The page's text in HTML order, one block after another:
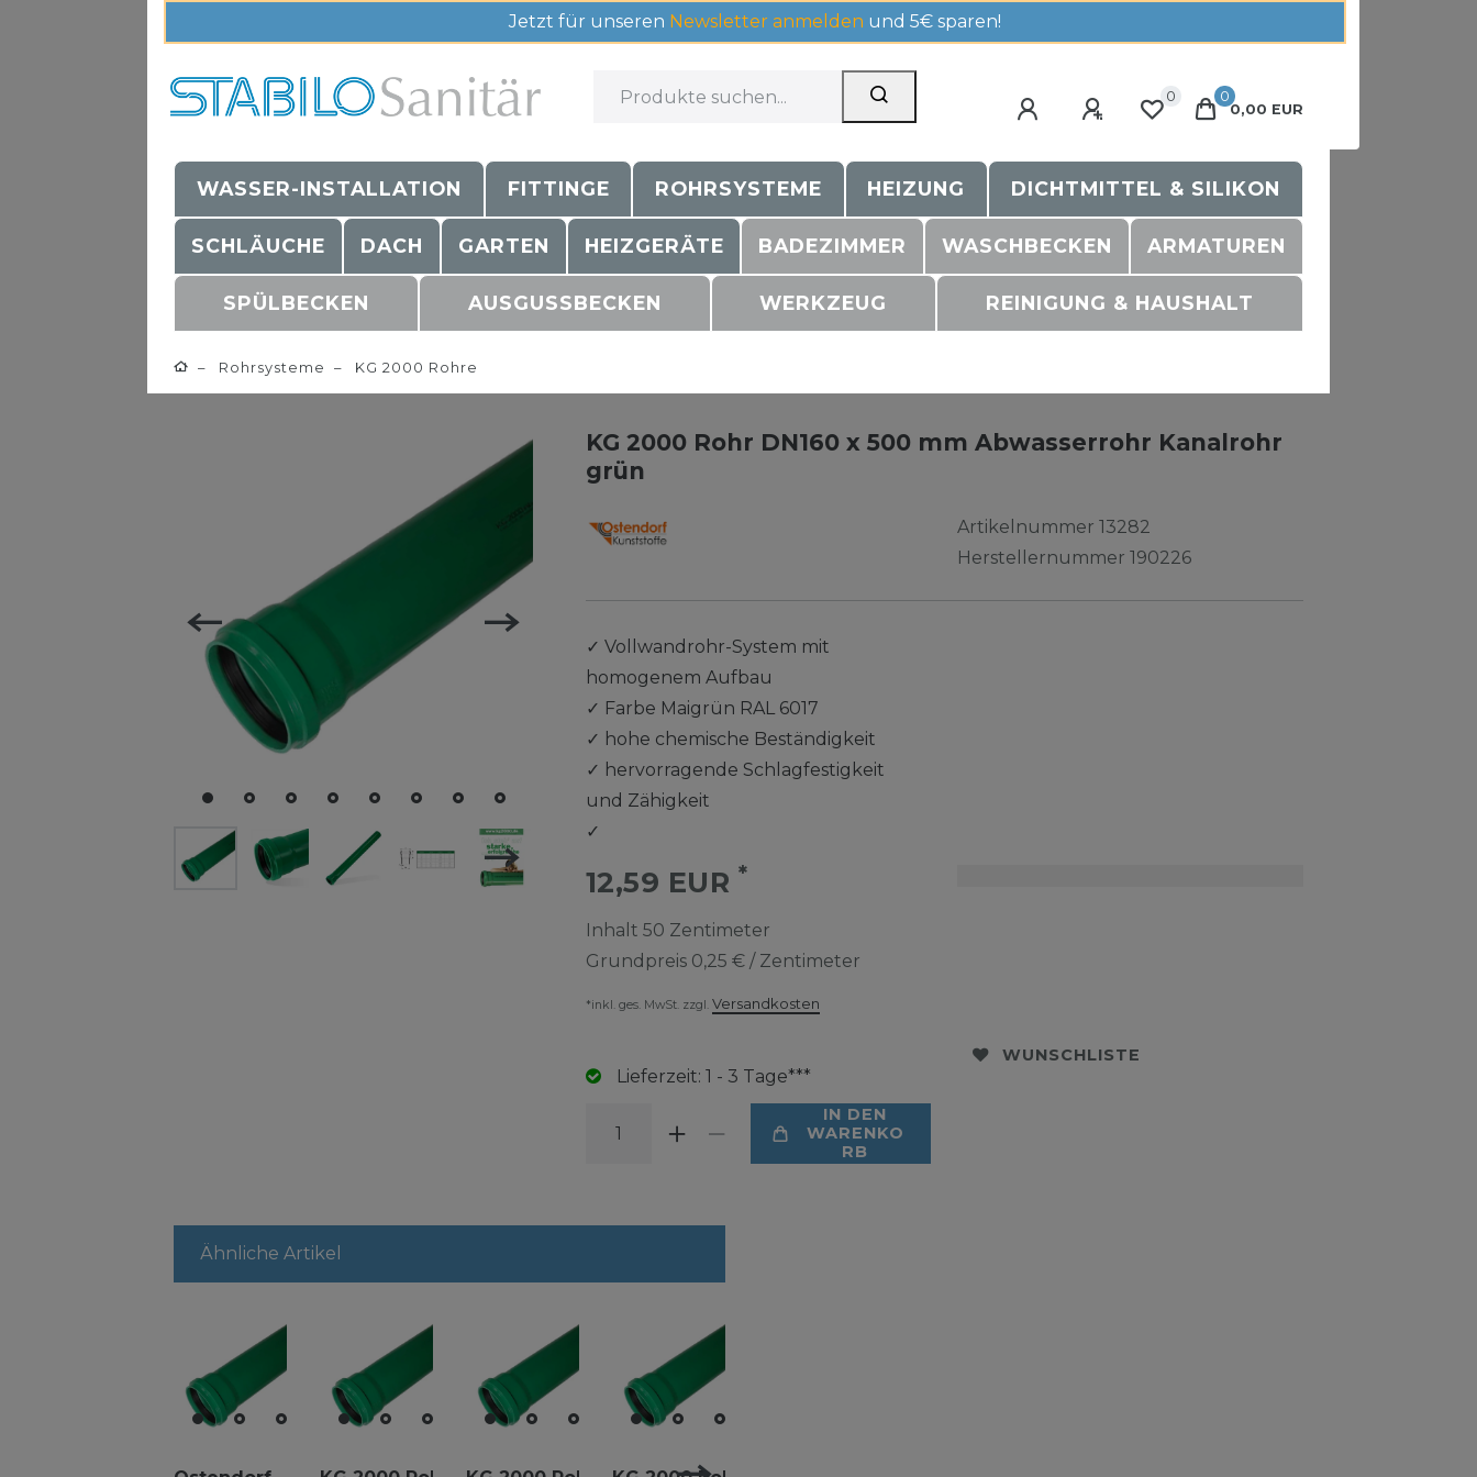
Jetzt für unseren Newsletter anmelden und 5€ sparen!
0
0
0,00 EUR
WASSER-INSTALLATION FITTINGE ROHRSYSTEME HEIZUNG DICHTMITTEL & SILIKON
SCHLÄUCHE DACH GARTEN HEIZGERÄTE BADEZIMMER WASCHBECKEN ARMATUREN
SPÜLBECKEN AUSGUSSBECKEN WERKZEUG REINIGUNG & HAUSHALT
Rohrsysteme KG 2000 Rohre
KG 2000 Rohr DN160 x 500 mm Abwasserrohr Kanalrohr
grün
Artikelnummer13282
Herstellernummer190226
✓ Vollwandrohr-System mit
homogenem Aufbau
✓ Farbe Maigrün RAL 6017
✓ hohe chemische Beständigkeit
✓ hervorragende Schlagfestigkeit
und Zähigkeit
✓
12,59 EUR *
Inhalt 50 Zentimeter
Grundpreis 0,25 € / Zentimeter
*inkl. ges. MwSt. zzgl. Versandkosten
Lieferzeit: 1 - 3 Tage***
IN DEN
WARENKO
RB
WUNSCHLISTE
Ähnliche Artikel